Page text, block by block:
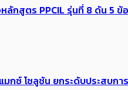
หลักสูตร PPCIL รุ่นที่ 8 ดัน 5
มกซ์ โซลูชัน ยกระดับประสบก